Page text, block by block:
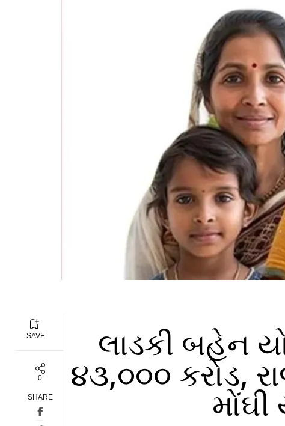
SAVE
0
SHARE
લાડકી બહેન
૪૩,૦૦૦ કરોડ,